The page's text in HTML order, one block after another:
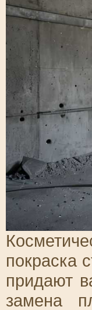
покраска
придают
замена